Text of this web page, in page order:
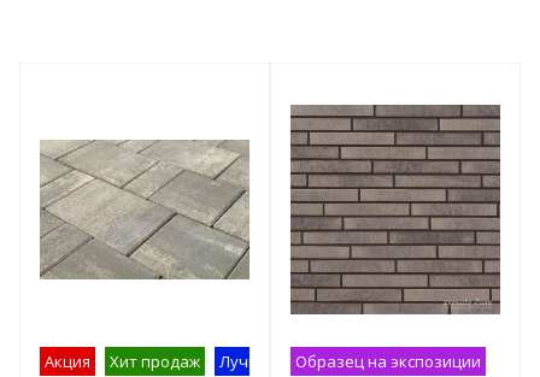
Акция Хит продаж Лучшее предложение Образец на
Образец на экспозиции